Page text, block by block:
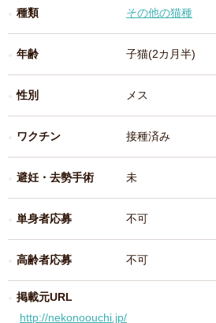
種類 その他の猫種
年齢 子猫(2カ月半)
性別 メス
ワクチン 接種済み
避妊・去勢手術 未
単身者応募 不可
高齢者応募 不可
掲載元URL
http://nekonoouchi.jp/